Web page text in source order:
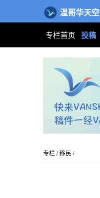
温哥华天空
专栏首页 投稿
专栏 /移民 /